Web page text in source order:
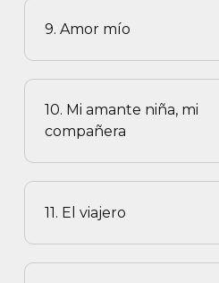
9. Amor mío
10. Mi amante niña, mi
compañera
11. El viajero